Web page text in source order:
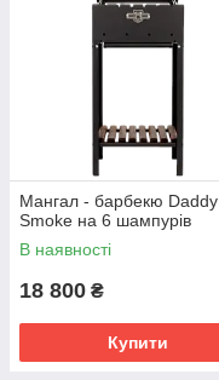
Мангал - барбекю Daddy
Smoke на 6 шампурів
В наявності
18 800 ₴
Купити